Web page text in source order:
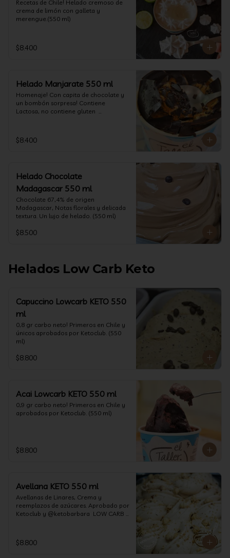
Recetas de Chile! Helado cremoso de
crema de limón con galleta y
merengue.(550 ml)
$8.400
Helado Manjarate 550 ml
Homenaje! Con capita de chocolate y
un bombón sorpresa! Contiene
Lactosa, no contiene gluten
$8.400
Helado Chocolate
Madagascar 550 ml
Chocolate 67,4% de origen
Madagascar, Notas florales y delicada
textura. Un lujo de helado. (550 ml)
$8.500
Helados Low Carb Keto
Capuccino Lowcarb KETO 550
ml
0,8 gr carbo neto! Primeros en Chile y
únicos aprobados por Ketoclub. (550
ml)
$8.800
Acai Lowcarb KETO 550 ml
0,9 gr carbo neto! Primeros en Chile y
aprobados por Ketoclub. (550 ml)
$8.800
Avellana KETO 550 ml
Avellanas de Linares, Crema y
reemplazos de azúcares. Aprobado por
Ketoclub y @ketobarbara  LOW CARB
$8.800